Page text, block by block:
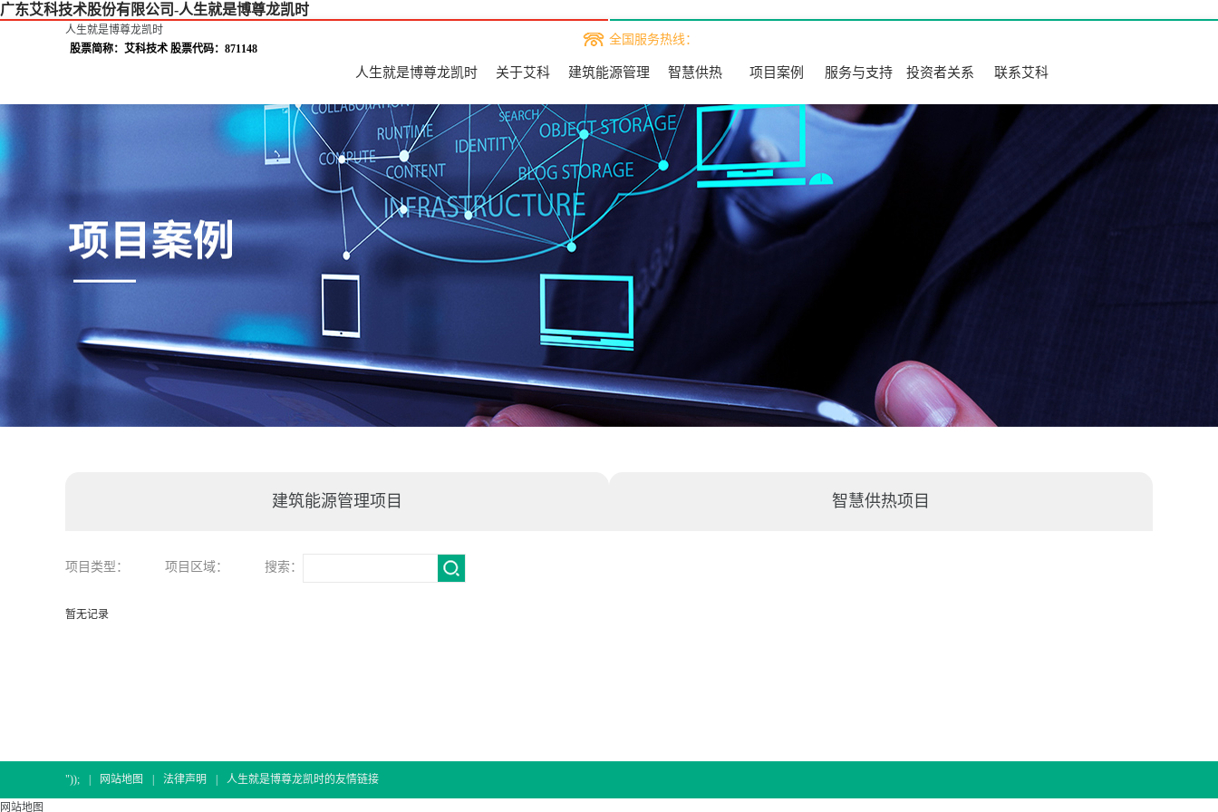
广东艾科技术股份有限公司-人生就是博尊龙凯时
人生就是博尊龙凯时
股票简称：艾科技术 股票代码：871148
全国服务热线：
人生就是博尊龙凯时 关于艾科 建筑能源管理 智慧供热 项目案例 服务与支持 投资者关系 联系艾科
建筑能源管理项目 智慧供热项目
项目类型： 项目区域： 搜索：
暂无记录
")); 网站地图 法律声明 人生就是博尊龙凯时的友情链接
网站地图